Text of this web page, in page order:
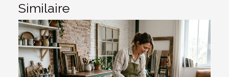
Similaire